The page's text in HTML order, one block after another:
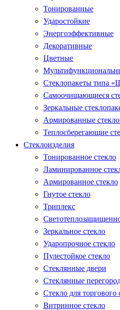
Тонированные
Ударостойкие
Энергоэффективные
Декоративные
Цветные
Стеклопакеты типа
Самоочищающиеся
Зеркальные
Армированные
Теплосберегающие
Стеклоизделия
Тонированное стекло
Ламинированное
Армированное стекло
Гнутое стекло
Триплекс
Зеркальное стекло
Ударопрочное стекло
Пулестойкое стекло
Стеклянные двери
Стеклянные
Стекло для торгового
Витринное стекло